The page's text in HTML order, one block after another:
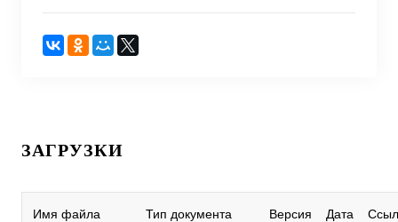
ЗАГРУЗКИ
Имя файла Тип документа Версия Дата